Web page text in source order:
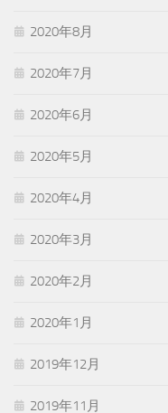
2020年8月
2020年7月
2020年6月
2020年5月
2020年4月
2020年3月
2020年2月
2020年1月
2019年12月
2019年11月